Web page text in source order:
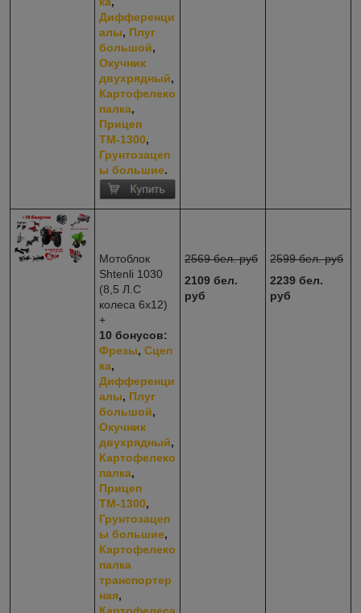
Дифференци
алы, Плуг
большой,
Окучник
двухрядный,
Картофелеко
палка,
Прицеп
ТМ-1300,
Грунтозацеп
ы большие.
Мотоблок
Shtenli 1030
(8,5 Л.С
колеса 6х12)
+
10 бонусов:
Фрезы, Сцеп
ка,
Дифференци
алы, Плуг
большой,
Окучник
двухрядный,
Картофелеко
палка,
Прицеп
ТМ-1300,
Грунтозацеп
ы большие,
Картофелеко
палка
транспортер
ная,
2569 бел. руб
2109 бел.
руб
2599 бел. руб
2239 бел.
руб